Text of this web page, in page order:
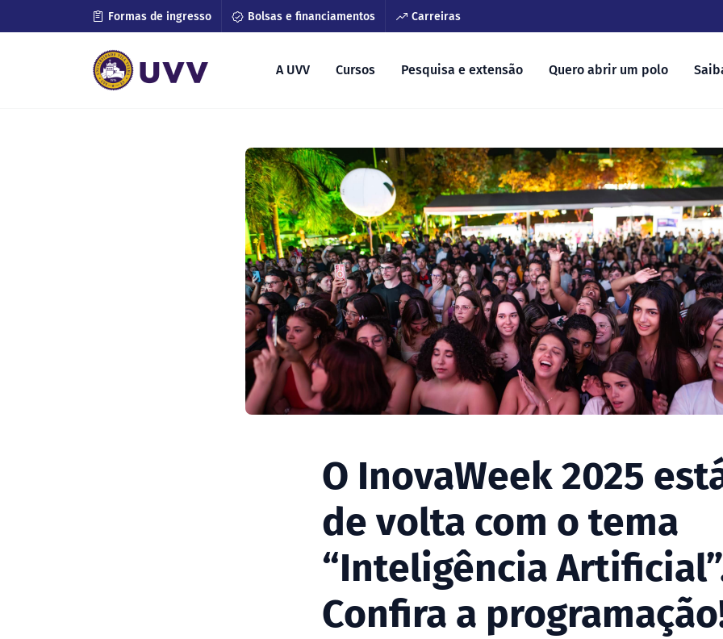
Formas de ingresso Bolsas e financiamentos Carreiras
A UVV Cursos Pesquisa e extensão Quero abrir um polo
O InovaWeek 2025
de volta com o tema
“Inteligência
Confira a